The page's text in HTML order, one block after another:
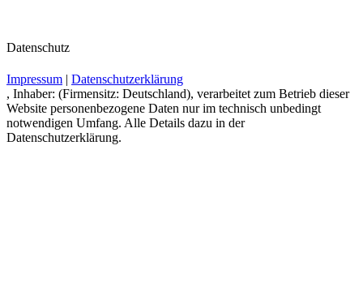
Datenschutz
Impressum | Datenschutzerklärung
, Inhaber: (Firmensitz: Deutschland), verarbeitet zum Betrieb dieser
Website personenbezogene Daten nur im technisch unbedingt
notwendigen Umfang. Alle Details dazu in der
Datenschutzerklärung.